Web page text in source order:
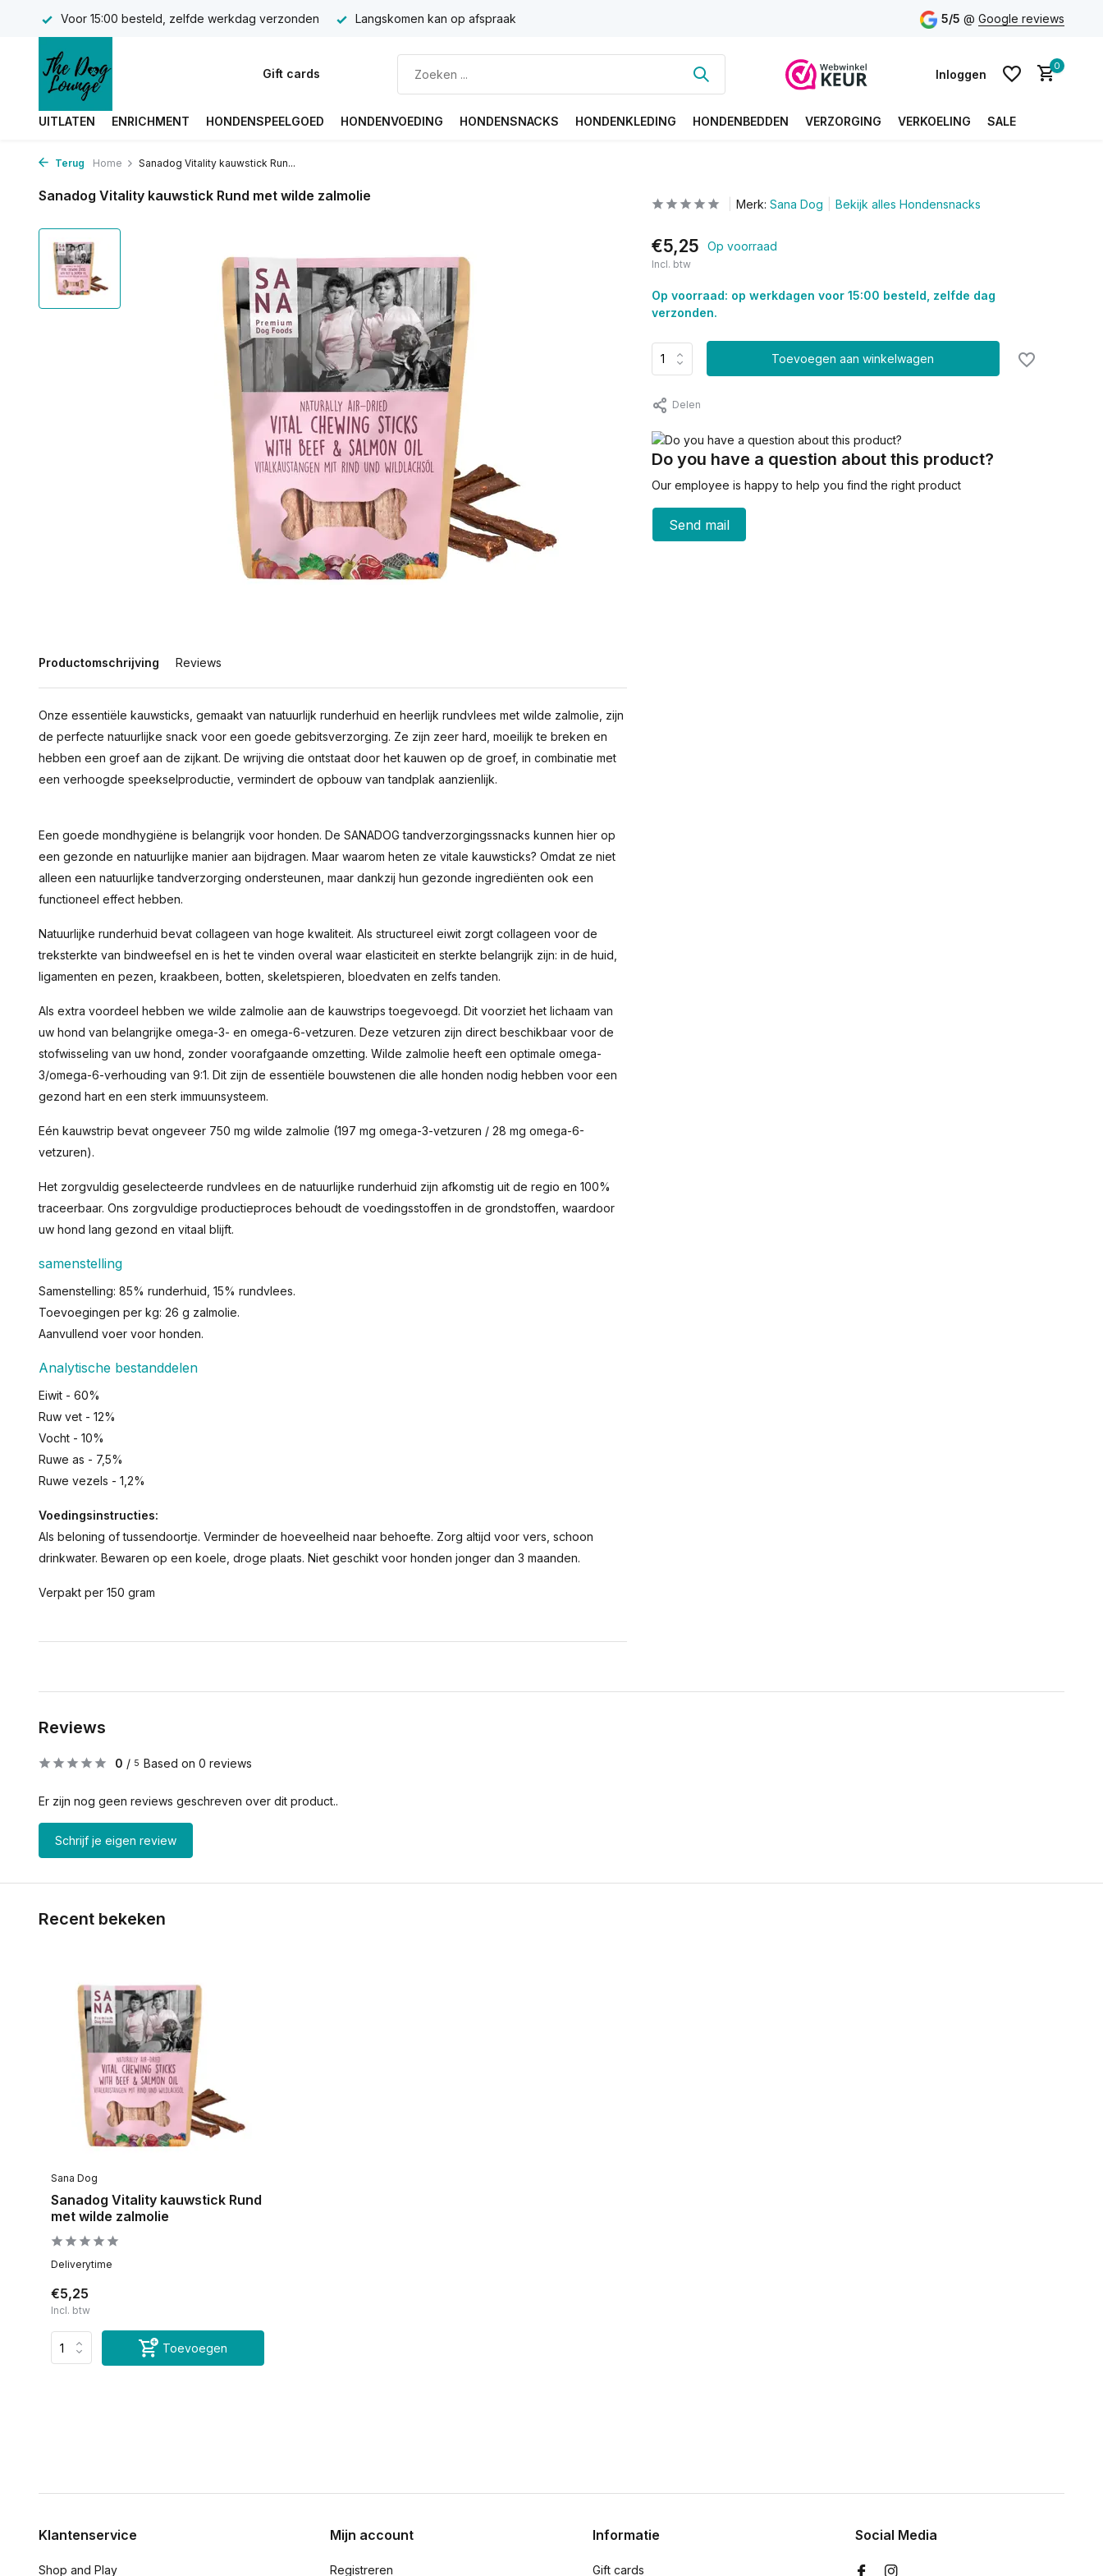
Voor 15:00 besteld, zelfde werkdag verzonden Langskomen kan op afspraak 5/5 @ Google reviews
Gift cards Inloggen
0
UITLATEN ENRICHMENT HONDENSPEELGOED HONDENVOEDING HONDENSNACKS HONDENKLEDING HONDENBEDDEN VERZORGING VERKOELING SALE
Terug Home Sanadog Vitality kauwstick Run...
Sanadog Vitality kauwstick Rund met wilde zalmolie
Productomschrijving Reviews
Onze essentiële kauwsticks, gemaakt van natuurlijk runderhuid en heerlijk rundvlees met wilde zalmolie, zijn
de perfecte natuurlijke snack voor een goede gebitsverzorging. Ze zijn zeer hard, moeilijk te breken en
hebben een groef aan de zijkant. De wrijving die ontstaat door het kauwen op de groef, in combinatie met
een verhoogde speekselproductie, vermindert de opbouw van tandplak aanzienlijk.
Een goede mondhygiëne is belangrijk voor honden. De SANADOG tandverzorgingssnacks kunnen hier op
een gezonde en natuurlijke manier aan bijdragen. Maar waarom heten ze vitale kauwsticks? Omdat ze niet
alleen een natuurlijke tandverzorging ondersteunen, maar dankzij hun gezonde ingrediënten ook een
functioneel effect hebben.
Natuurlijke runderhuid bevat collageen van hoge kwaliteit. Als structureel eiwit zorgt collageen voor de
treksterkte van bindweefsel en is het te vinden overal waar elasticiteit en sterkte belangrijk zijn: in de huid,
ligamenten en pezen, kraakbeen, botten, skeletspieren, bloedvaten en zelfs tanden.
Als extra voordeel hebben we wilde zalmolie aan de kauwstrips toegevoegd. Dit voorziet het lichaam van
uw hond van belangrijke omega-3- en omega-6-vetzuren. Deze vetzuren zijn direct beschikbaar voor de
stofwisseling van uw hond, zonder voorafgaande omzetting. Wilde zalmolie heeft een optimale omega-
3/omega-6-verhouding van 9:1. Dit zijn de essentiële bouwstenen die alle honden nodig hebben voor een
gezond hart en een sterk immuunsysteem.
Eén kauwstrip bevat ongeveer 750 mg wilde zalmolie (197 mg omega-3-vetzuren / 28 mg omega-6-
vetzuren).
Het zorgvuldig geselecteerde rundvlees en de natuurlijke runderhuid zijn afkomstig uit de regio en 100%
traceerbaar. Ons zorgvuldige productieproces behoudt de voedingsstoffen in de grondstoffen, waardoor
uw hond lang gezond en vitaal blijft.
samenstelling
Samenstelling: 85% runderhuid, 15% rundvlees.
Toevoegingen per kg: 26 g zalmolie.
Aanvullend voer voor honden.
Analytische bestanddelen
Eiwit - 60%
Ruw vet - 12%
Vocht - 10%
Ruwe as - 7,5%
Ruwe vezels - 1,2%
Voedingsinstructies:
Als beloning of tussendoortje. Verminder de hoeveelheid naar behoefte. Zorg altijd voor vers, schoon
drinkwater. Bewaren op een koele, droge plaats. Niet geschikt voor honden jonger dan 3 maanden.
Verpakt per 150 gram
Merk: Sana Dog Bekijk alles Hondensnacks
€5,25 Op voorraad
Incl. btw
Op voorraad: op werkdagen voor 15:00 besteld, zelfde dag
verzonden.
Toevoegen aan winkelwagen
Delen
Do you have a question about this product?
Our employee is happy to help you find the right product
Send mail
Reviews
0 / 5 Based on 0 reviews
Er zijn nog geen reviews geschreven over dit product..
Schrijf je eigen review
Recent bekeken
Sana Dog
Sanadog Vitality kauwstick Rund
met wilde zalmolie
Deliverytime
€5,25
Incl. btw
Toevoegen
Klantenservice
Shop and Play
Mijn account
Registreren
Informatie
Gift cards
Social Media